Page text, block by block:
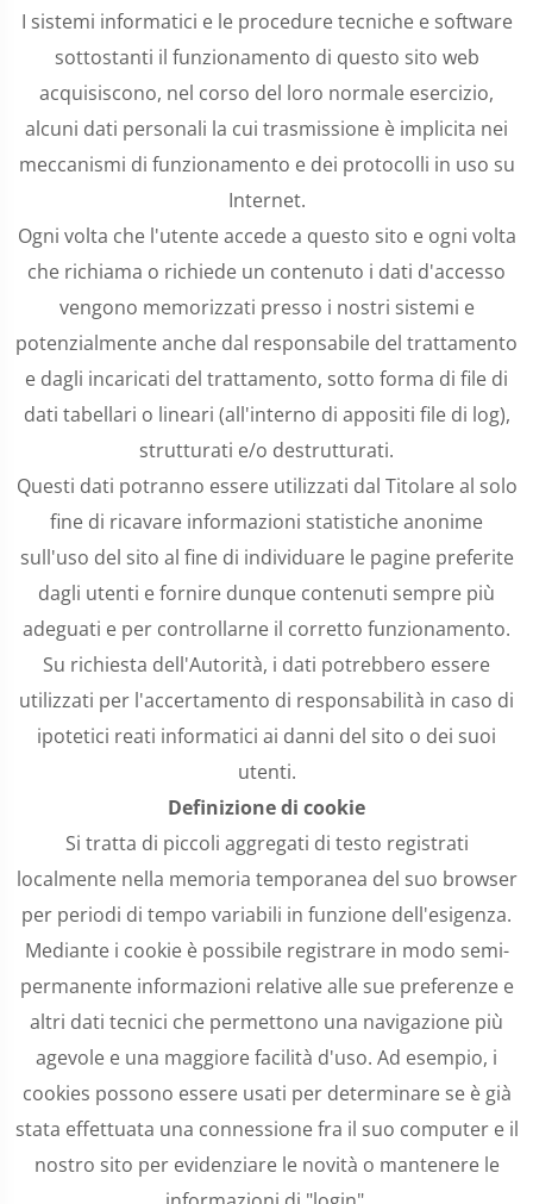
I sistemi informatici e le procedure tecniche e software
sottostanti il funzionamento di questo sito web
acquisiscono, nel corso del loro normale esercizio,
alcuni dati personali la cui trasmissione è implicita nei
meccanismi di funzionamento e dei protocolli in uso su
Internet.
Ogni volta che l'utente accede a questo sito e ogni volta
che richiama o richiede un contenuto i dati d'accesso
vengono memorizzati presso i nostri sistemi e
potenzialmente anche dal responsabile del trattamento
e dagli incaricati del trattamento, sotto forma di file di
dati tabellari o lineari (all'interno di appositi file di log),
strutturati e/o destrutturati.
Questi dati potranno essere utilizzati dal Titolare al solo
fine di ricavare informazioni statistiche anonime
sull'uso del sito al fine di individuare le pagine preferite
dagli utenti e fornire dunque contenuti sempre più
adeguati e per controllarne il corretto funzionamento.
Su richiesta dell'Autorità, i dati potrebbero essere
utilizzati per l'accertamento di responsabilità in caso di
ipotetici reati informatici ai danni del sito o dei suoi
utenti.
Definizione di cookie
Si tratta di piccoli aggregati di testo registrati
localmente nella memoria temporanea del suo browser
per periodi di tempo variabili in funzione dell'esigenza.
Mediante i cookie è possibile registrare in modo semi-
permanente informazioni relative alle sue preferenze e
altri dati tecnici che permettono una navigazione più
agevole e una maggiore facilità d'uso. Ad esempio, i
cookies possono essere usati per determinare se è già
stata effettuata una connessione fra il suo computer e il
nostro sito per evidenziare le novità o mantenere le